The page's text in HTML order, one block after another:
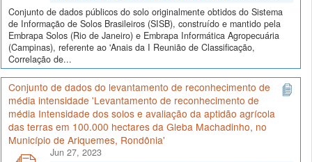
Conjunto de dados públicos do solo originalmente obtidos do Sistema
de Informação de Solos Brasileiros (SISB), construído e mantido pela
Embrapa Solos (Rio de Janeiro) e Embrapa Informática Agropecuária
(Campinas), referente ao 'Anais da I Reunião de Classificação,
Correlação de...
Conjunto de dados do levantamento de reconhecimento de
média intensidade 'Levantamento de reconhecimento de
média Intensidade dos solos e avaliação da aptidão agrícola
das terras em 100.000 hectares da Gleba Machadinho, no
Município de Ariquemes, Rondônia'
Jun 27, 2023